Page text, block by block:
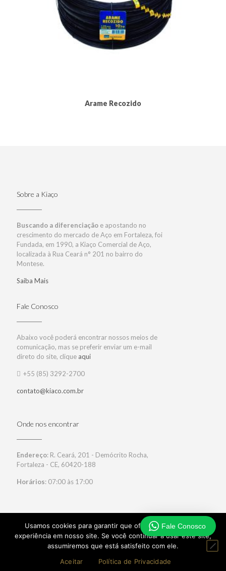
Arame Recozido
Sobre a Kiaço
Buscando a diferenciação e apostando no
crescimento do mercado de Aço em Fortaleza, foi
Fundada, em 1990, a Kiaço Comercial de Aço,
localizada à Rua Ceará n° 201 no bairro do
Montese.
Saiba Mais
Fale Conosco
Abaixo você poderá encontrar nossos meios de
comunicação, mas se preferir enviar um e-mail
direto do site, clique aqui
+55 (85) 3292-2700
contato@kiaco.com.br
Onde nos encontrar
Endereço: R. Ceará, 201 - Demócrito Rocha,
Fortaleza - CE, 60420-188
Horários: 07:00 às 17:00
© 2017 Kiaço. Todos DIreitos Reservados. Desenvolvido por:
360 Zeal
Usamos cookies para garantir que oferecemos a melhor
experiência em nosso site. Se você continuar a usar este site,
assumiremos que está satisfeito com ele.
Aceitar
Política de Privacidade
Fale Conosco